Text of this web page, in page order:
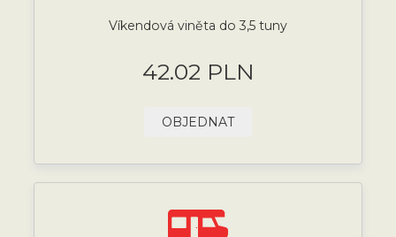
Víkendová viněta do 3,5 tuny
42.02 PLN
OBJEDNAT